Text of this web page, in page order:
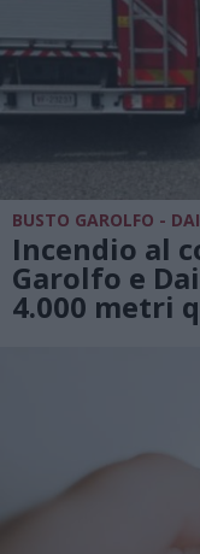
BUSTO GAROLFO -
Incendio al
Garolfo e
4.000 metri